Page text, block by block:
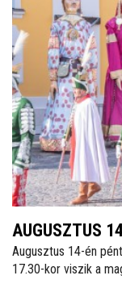
AUGUSZTUS
Augusztus 14-én
17.30-kor viszik a